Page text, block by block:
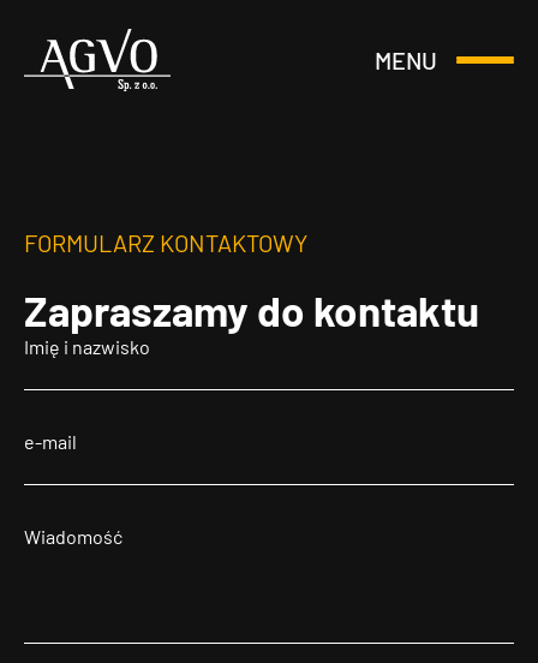
Header
MENU
Otwórz
FORMULARZ KONTAKTOWY
Zapraszamy do kontaktu